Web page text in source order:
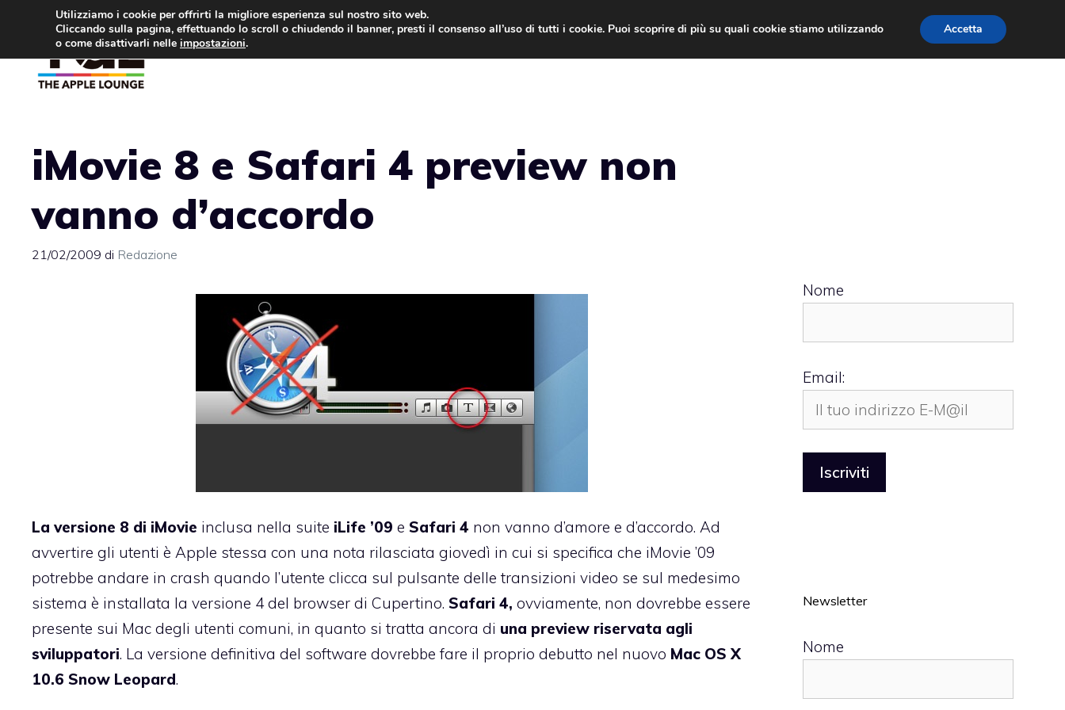
contenuto
iMovie 8 e Safari 4 preview non
vanno d’accordo
21/02/2009 di Redazione
La versione 8 di iMovie inclusa nella suite iLife ’09 e Safari 4 non vanno d’amore e d’accordo. Ad
avvertire gli utenti è Apple stessa con una nota rilasciata giovedì in cui si specifica che iMovie ’09
potrebbe andare in crash quando l’utente clicca sul pulsante delle transizioni video se sul medesimo
sistema è installata la versione 4 del browser di Cupertino. Safari 4, ovviamente, non dovrebbe essere
presente sui Mac degli utenti comuni, in quanto si tratta ancora di una preview riservata agli
sviluppatori. La versione definitiva del software dovrebbe fare il proprio debutto nel nuovo Mac OS X
10.6 Snow Leopard.
Nome
Email:
Newsletter
Nome
Utilizziamo i cookie per offrirti la migliore esperienza sul nostro sito web.
Cliccando sulla pagina, effettuando lo scroll o chiudendo il banner, presti il consenso all’uso di tutti i cookie. Puoi scoprire di più su quali cookie stiamo utilizzando
o come disattivarli nelle impostazioni.
Accetta